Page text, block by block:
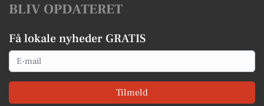
BLIV OPDATERET
Få lokale nyheder GRATIS
Email
Tilmeld